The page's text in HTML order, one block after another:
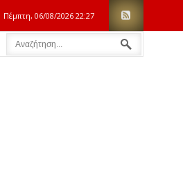
Πέμπτη, 06/08/2026 22:27